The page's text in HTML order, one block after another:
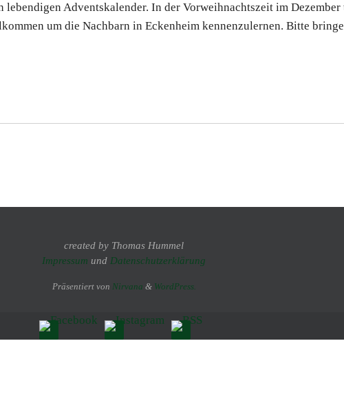
lebendigen Adventskalender. In der Vorweihnachtszeit im
um die Nachbarn in Eckenheim kennenzulernen. Bitte
created by Thomas Hummel
Impressum und Datenschutzerklärung
Präsentiert von Nirvana & WordPress.